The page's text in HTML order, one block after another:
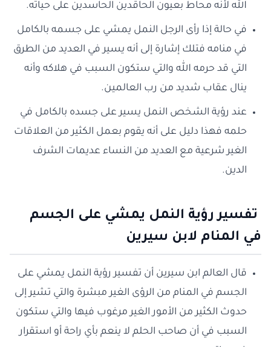
الله لأنه محاط بعيون الحاقدين الحاسدين على حياته.
في حالة إذا رأى الرجل النمل يمشي على جسمه بالكامل
في منامه فتلك إشارة إلى أنه يسير في العديد من الطرق
التي قد حرمه الله والتي ستكون السبب في هلاكه وأنه
ينال عقاب شديد من رب العالمين.
عند رؤية الشخص النمل يسير على جسده بالكامل في
حلمه فهذا دليل على أنه يقوم بعمل الكثير من العلاقات
الغير شرعية مع العديد من النساء عديمات الشرف
الدين.
تفسير رؤية النمل يمشي على الجسم
في المنام لابن سيرين
قال العالم ابن سيرين أن تفسير رؤية النمل يمشي على
الجسم في المنام من الرؤى الغير مبشرة والتي تشير إلى
حدوث الكثير من الأمور الغير مرغوب فيها والتي ستكون
السبب في أن صاحب الحلم لا ينعم بأي راحة أو استقرار